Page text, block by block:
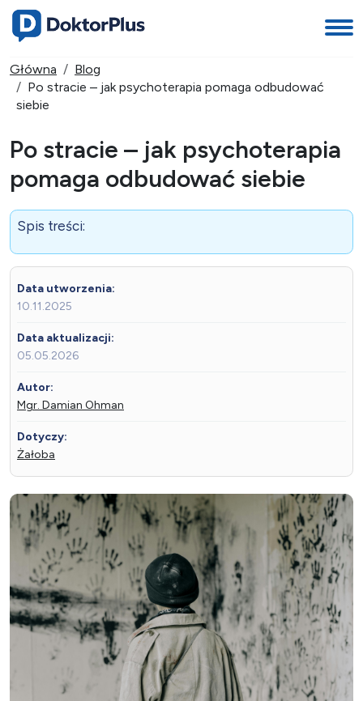
Główna
Blog
Po stracie – jak psychoterapia pomaga odbudować
siebie
Po stracie – jak psychoterapia
pomaga odbudować siebie
Spis treści:
Data utworzenia:
10.11.2025
Data aktualizacji:
05.05.2026
Autor:
Mgr. Damian Ohman
Dotyczy:
Żałoba